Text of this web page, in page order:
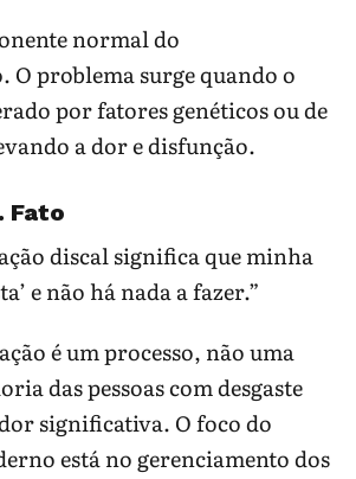
normal do
O problema surge quando o
por fatores genéticos ou de
a dor e disfunção.
Fato
discal significa que minha
e não há nada a fazer.”
é um processo, não uma
das pessoas com desgaste
significativa. O foco do
está no gerenciamento dos